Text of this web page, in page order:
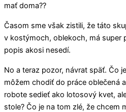
mať doma??
Časom sme však zistili, že táto
v kostýmoch, oblekoch, má super
popis akosi nesedí.
No a teraz pozor, návrat späť. Čo
môžem chodiť do práce oblečená
robote sedieť ako lotosový kvet,
stole? Čo je na tom zlé, že chcem